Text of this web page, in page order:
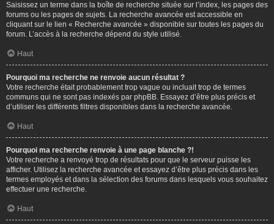
Saisissez un terme dans la boîte de recherche située sur l’index, les pages des
forums ou les pages de sujets. La recherche avancée est accessible en
cliquant sur le lien « Recherche avancée » disponible sur toutes les pages du
forum. L’accès à la recherche dépend du style utilisé.
Haut
Pourquoi ma recherche ne renvoie aucun résultat ?
Votre recherche était probablement trop vague ou incluait trop de termes
communs qui ne sont pas indexés par phpBB. Essayez d’être plus précis et
d’utiliser les différents filtres disponibles dans la recherche avancée.
Haut
Pourquoi ma recherche renvoie à une page blanche ?!
Votre recherche a renvoyé trop de résultats pour que le serveur puisse les
afficher. Utilisez la recherche avancée et essayez d’être plus précis dans les
termes employés et dans la sélection des forums dans lesquels vous souhaitez
effectuer une recherche.
Haut